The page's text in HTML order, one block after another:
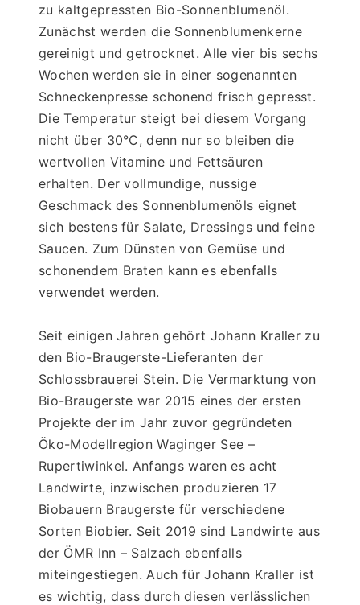
zu kaltgepressten Bio-Sonnenblumenöl.
Zunächst werden die Sonnenblumenkerne
gereinigt und getrocknet. Alle vier bis sechs
Wochen werden sie in einer sogenannten
Schneckenpresse schonend frisch gepresst.
Die Temperatur steigt bei diesem Vorgang
nicht über 30°C, denn nur so bleiben die
wertvollen Vitamine und Fettsäuren
erhalten. Der vollmundige, nussige
Geschmack des Sonnenblumenöls eignet
sich bestens für Salate, Dressings und feine
Saucen. Zum Dünsten von Gemüse und
schonendem Braten kann es ebenfalls
verwendet werden.
Seit einigen Jahren gehört Johann Kraller zu
den Bio-Braugerste-Lieferanten der
Schlossbrauerei Stein. Die Vermarktung von
Bio-Braugerste war 2015 eines der ersten
Projekte der im Jahr zuvor gegründeten
Öko-Modellregion Waginger See –
Rupertiwinkel. Anfangs waren es acht
Landwirte, inzwischen produzieren 17
Biobauern Braugerste für verschiedene
Sorten Biobier. Seit 2019 sind Landwirte aus
der ÖMR Inn – Salzach ebenfalls
miteingestiegen. Auch für Johann Kraller ist
es wichtig, dass durch diesen verlässlichen